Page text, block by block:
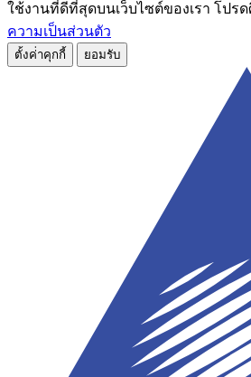
ใช้งานที่ดีที่สุดบนเว็บไซต์ของเรา โปร
ความเป็นส่วนตัว
ตั้งค่่าคุกกี้ ยอมรับ